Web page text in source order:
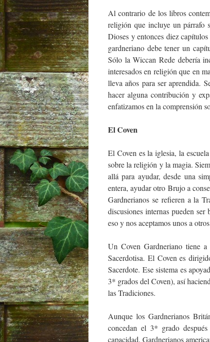
Al contrario de los libros
religión que incluye un párrafo
Dioses y entonces diez
gardneriano debe tener un
Sólo la Wiccan Rede debería
interesados en religión que en
lleva años para ser aprendida.
hacer alguna contribución y
enfatizamos en la comprensión
El Coven
El Coven es la iglesia, la
sobre la religión y la magia.
allá para ayudar, desde una
entera, ayudar otro Brujo a
Gardnerianos se refieren a la
discusiones internas pueden ser
eso y nos aceptamos unos a
Un Coven Gardneriano tiene
Sacerdotisa. El Coven es
Sacerdote. Ese sistema es
3* grados del Coven), así
las Tradiciones.
Aunque los Gardnerianos
concedan el 3* grado
capacidad, Gardnerianos